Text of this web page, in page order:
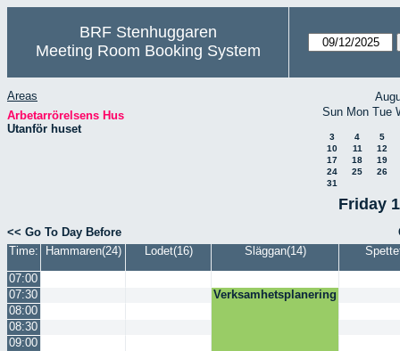
BRF Stenhuggaren
Meeting Room Booking System
Areas
Arbetarrörelsens Hus
Utanför huset
Sun Mon Tue
3 4
5
10
11
12
17
18
19
24
25
26
31
Friday
<< Go To Day Before
Time:
Hammaren(24) Lodet(16) Släggan(14)
07:00
07:30
Verksamhetsplanering
08:00
08:30
09:00